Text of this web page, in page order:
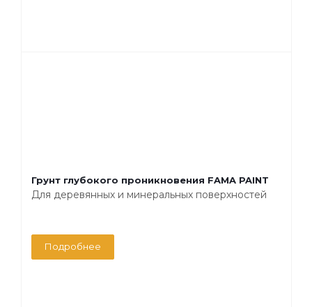
Грунт глубокого проникновения FAMA PAINT
Для деревянных и минеральных поверхностей
Подробнее